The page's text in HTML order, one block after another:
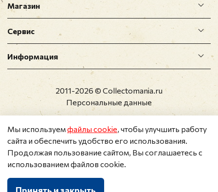
Магазин
Сервис
Информация
2011-2026 © Collectomania.ru
Персональные данные
Мы используемфайлы cookie, чтобы улучшить работу
сайта и обеспечить удобство его использования.
Продолжая пользование сайтом, Вы соглашаетесь с
использованием файлов cookie.